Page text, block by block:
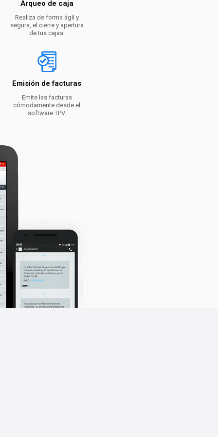
Arqueo de caja
Realiza de forma ágil y
segura, el cierre y apertura
de tus cajas.
Emisión de facturas
Emite las facturas
cómodamente desde el
software TPV.